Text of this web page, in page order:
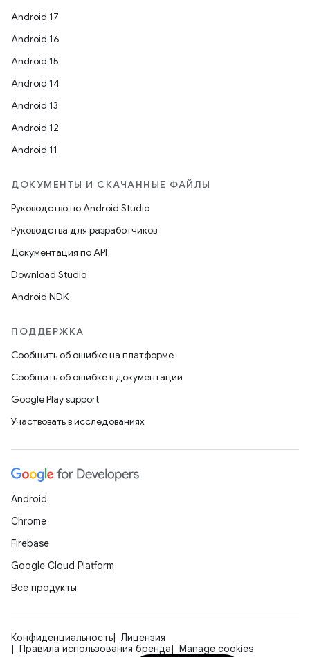
Android 17
Android 16
Android 15
Android 14
Android 13
Android 12
Android 11
ДОКУМЕНТЫ И СКАЧАННЫЕ ФАЙЛЫ
Руководство по Android Studio
Руководства для разработчиков
Документация по API
Download Studio
Android NDK
ПОДДЕРЖКА
Сообщить об ошибке на платформе
Сообщить об ошибке в документации
Google Play support
Участвовать в исследованиях
Android
Chrome
Firebase
Google Cloud Platform
Все продукты
Конфиденциальность
Лицензия
Правила использования бренда
Manage cookies